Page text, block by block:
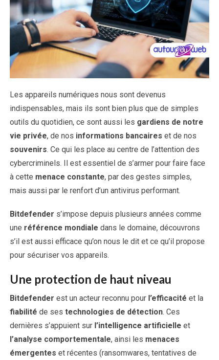
Les appareils numériques nous sont devenus
indispensables, mais ils sont bien plus que de simples
outils du quotidien, ce sont aussi les gardiens de notre
vie privée, de nos informations bancaires et de nos
souvenirs. Ce qui les place au centre de l’attention des
cybercriminels. Il est essentiel de s’armer pour faire face
à cette menace constante, par des gestes simples,
mais aussi par le renfort d’un antivirus performant.
Bitdefender s’impose depuis plusieurs années comme
une référence mondiale dans le domaine, découvrons
s’il est aussi efficace qu’on nous le dit et ce qu’il propose
pour sécuriser vos appareils.
Une protection de haut niveau
Bitdefender est un acteur reconnu pour l’efficacité et la
fiabilité de ses technologies de détection. Ces
dernières s’appuient sur l’intelligence artificielle et
l’analyse comportementale, ainsi les menaces
émergentes et récentes (ransomwares, tentatives de